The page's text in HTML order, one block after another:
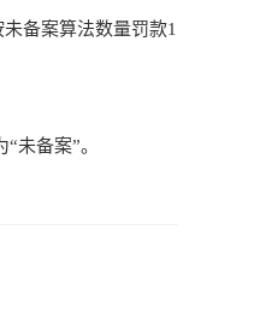
备案算法数量罚款1
未备案”。